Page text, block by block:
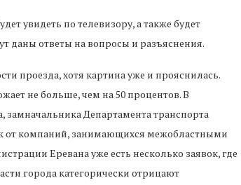
увидеть по телевизору, а также будет
даны ответы на вопросы и разъяснения.
проезда, хотя картина уже и прояснилась.
не больше, чем на 50 процентов. В
Департамента транспорта
от компаний, занимающихся межобластными
Еревана уже есть несколько заявок, где
города категорически отрицают